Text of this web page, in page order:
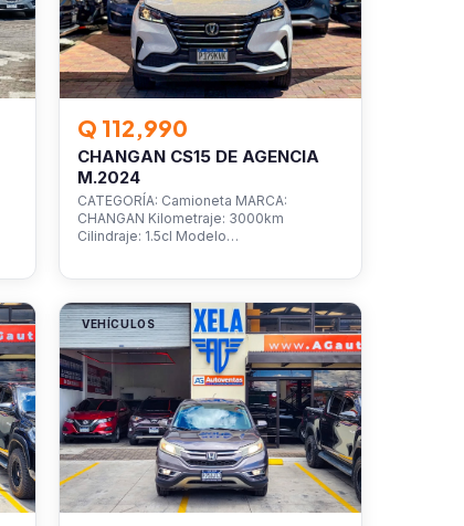
Q 112,990
CHANGAN CS15 DE AGENCIA
M.2024
CATEGORÍA: Camioneta MARCA:
CHANGAN Kilometraje: 3000km
Cilindraje: 1.5cl Modelo…
VEHÍCULOS